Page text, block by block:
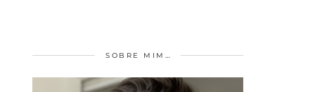
SOBRE MIM…